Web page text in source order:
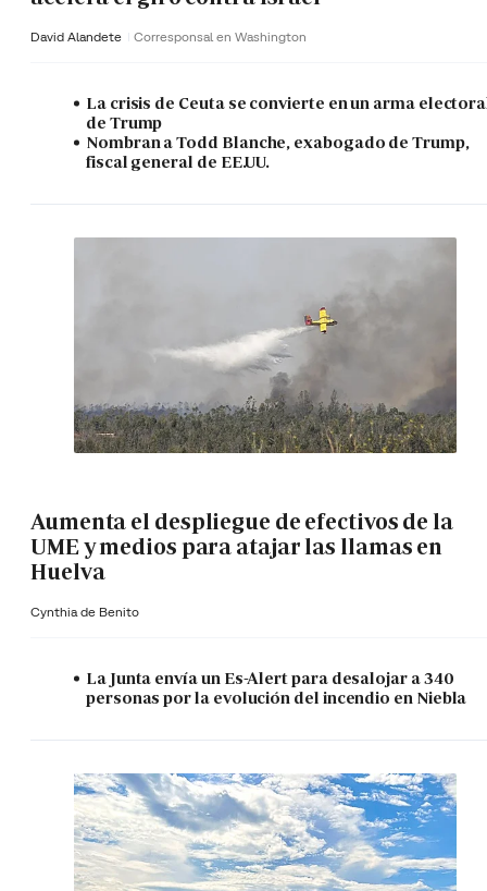
David Alandete Corresponsal en Washington
La crisis de Ceuta se convierte en un arma
de Trump
Nombran a Todd Blanche, exabogado de Trump,
fiscal general de EE.UU.
Aumenta el despliegue de efectivos de la
UME y medios para atajar las llamas en
Huelva
Cynthia de Benito
La Junta envía un Es-Alert para desalojar a 340
personas por la evolución del incendio en Niebla